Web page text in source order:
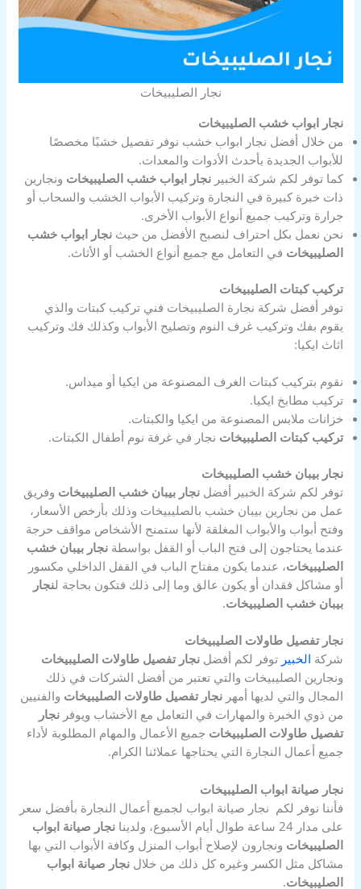
نجار الصليبيخات
نجار ابواب خشب الصليبيخات
من خلال أفضل نجار ابواب خشب نوفر تفصيل خشبًا مخصصًا
للأبواب الجديدة بأحدث الأدوات والمعدات.
كما توفر لكم شركة الخبيرنجار ابواب خشب الصليبيخات ونجارين
ذات خبرة كبيرة في النجارة وتركيب الأبواب الخشب والسحاب أو
جرارة وتركيب جميع أنواع الأبواب الأخرى.
نحن نعمل بكل احتراف لنصبح الأفضل من حيثنجار ابواب خشب
الصليبيخات في التعامل مع جميع أنواع الخشب أو الأثاث.
تركيب كبتات الصليبيخات
توفر أفضل شركة نجارة الصليبيخات فني تركيب كبتات والذي
يقوم بفك وتركيب غرف النوم وتصليح الأبواب وكذلك فك وتركيب
اثاث ايكيا:
نقوم بتركيب كبتات الغرف المصنوعة من ايكيا أو ميداس.
تركيب مطابخ ايكيا.
خزانات ملابس المصنوعة من ايكيا والكبتات.
تركيب كبتات الصليبيخات نجار في غرفة نوم أطفال الكبتات.
نجار بيبان خشب الصليبيخات
توفر لكم شركة الخبير أفضلنجار بيبان خشب الصليبيخات وفريق
عمل من نجارين بيبان خشب بالصليبيخات وذلك بأرخص الأسعار،
وفتح أبواب والأبواب المغلقة لأنها ستمنح الأشخاص مواقف حرجة
عندما يحتاجون إلى فتح الباب أو القفل بواسطةنجار بيبان خشب
الصليبيخات، عندما يكون مفتاح الباب في القفل الداخلي مكسور
أو مشاكل فقدان أو يكون عالق وما إلى ذلك فتكون بحاجة لنجار
بيبان خشب الصليبيخات.
نجار تفصيل طاولات الصليبيخات
شركة الخبير توفر لكم أفضلنجار تفصيل طاولات الصليبيخات
ونجارين الصليبيخات والتي تعتبر من أفضل الشركات في ذلك
المجال والتي لديها أمهرنجار تفصيل طاولات الصليبيخات والفنيين
من ذوي الخبرة والمهارات في التعامل مع الأخشاب ويوفرنجار
تفصيل طاولات الصليبيخات جميع الأعمال والمهام المطلوبة لأداء
جميع أعمال النجارة التي يحتاجها عملائنا الكرام.
نجار صيانة ابواب الصليبيخات
فأننا نوفر لكم نجار صيانة ابواب لجميع أعمال النجارة بأفضل سعر
على مدار 24 ساعة طوال أيام الأسبوع، ولدينا
نجار صيانة ابواب
الصليبيخات ونجارون لإصلاح أبواب المنزل وكافة الأبواب التي بها
مشاكل مثل الكسر وغيره كل ذلك من خلالنجار صيانة ابواب
الصليبيخات.